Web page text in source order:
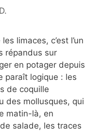
limaces, c’est l’un
répandus sur
en potager depuis
paraît logique : les
de coquille
des mollusques, qui
matin-là, en
salade, les traces